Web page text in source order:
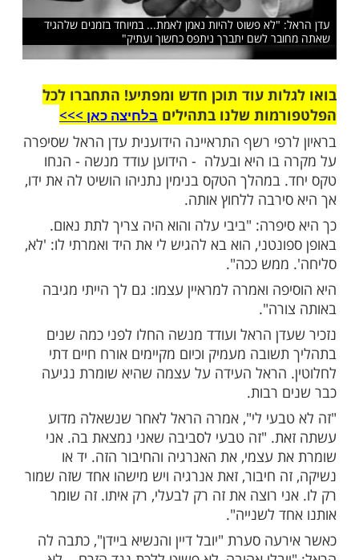
"לא פשוט להיות נאמן לאמת... במיוחד בזמנים שלהגיד
לשם יתברך ניתפס כחשוך ועתיק"
עוד תוכן חדש ומפתיע! התחברו לכל
שלנו בתהילים
רשף התראיינה הידוענית עדן הראל שסיפרה
היא ובעלה - הידוען עודד מנשה - הנחו
הטקס בנימין נתניהו הושיט לה את ידו,
ללחוץ אותה.
"ביבי עלה והוא היה צריך לתת נאום.
הוא בא להגיש לי את היד ואמרתי לו: 'לא,
ככה".
ואמרה למראיין עצמו: גם לך הייתי מגיבה
הראל ועודד מנשה החלו לפני כמה שנים